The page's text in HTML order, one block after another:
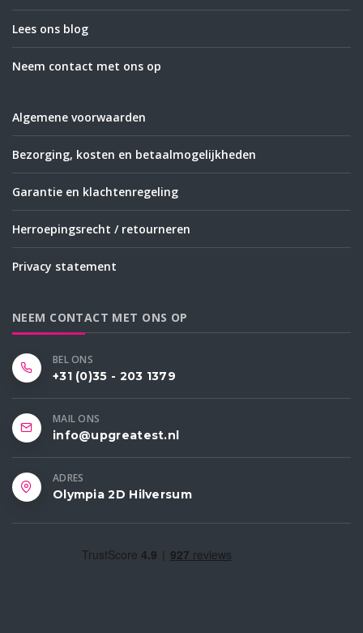
Lees ons blog
Neem contact met ons op
Algemene voorwaarden
Bezorging, kosten en betaalmogelijkheden
Garantie en klachtenregeling
Herroepingsrecht / retourneren
Privacy statement
NEEM CONTACT MET ONS OP
BEL ONS
+31 (0)35 - 203 1379
MAIL ONS
info@upgreatest.nl
ADRES
Olympia 2D Hilversum